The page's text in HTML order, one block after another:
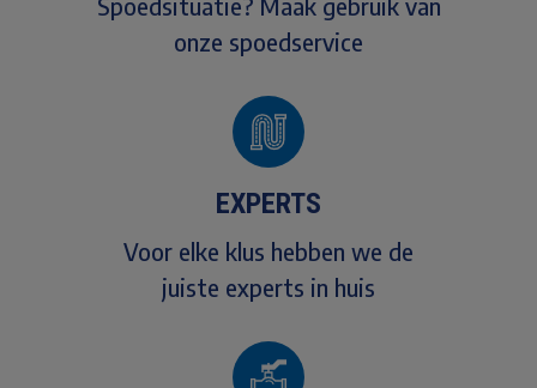
onze spoedservice
EXPERTS
Voor elke klus hebben we de
juiste experts in huis